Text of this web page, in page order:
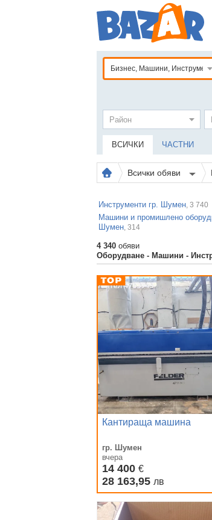
Бизнес, Машини,
ВСИЧКИ ЧАСТНИ
Всички обяви
Инструменти гр. Шумен, 3 740
Машини и промишлено
Шумен, 314
4 340 обяви
Оборудване - Машини -
Кантираща машина
гр. Шумен
вчера
14 400 €
28 163,95 лв